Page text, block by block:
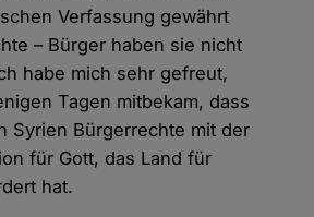
Verfassung gewährt
– Bürger haben sie nicht
habe mich sehr gefreut,
Tagen mitbekam, dass
Syrien Bürgerrechte mit der
für Gott, das Land für
hat.